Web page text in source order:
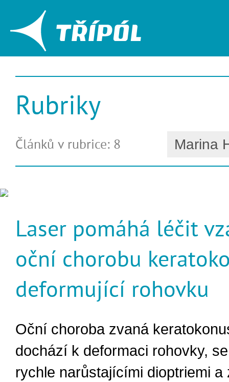
Rubriky
Článků v rubrice: 8
Laser pomáhá léčit
oční chorobu
deformující rohovku
Oční choroba zvaná
dochází k deformaci rohovky,
rychle narůstajícími dioptriemi a